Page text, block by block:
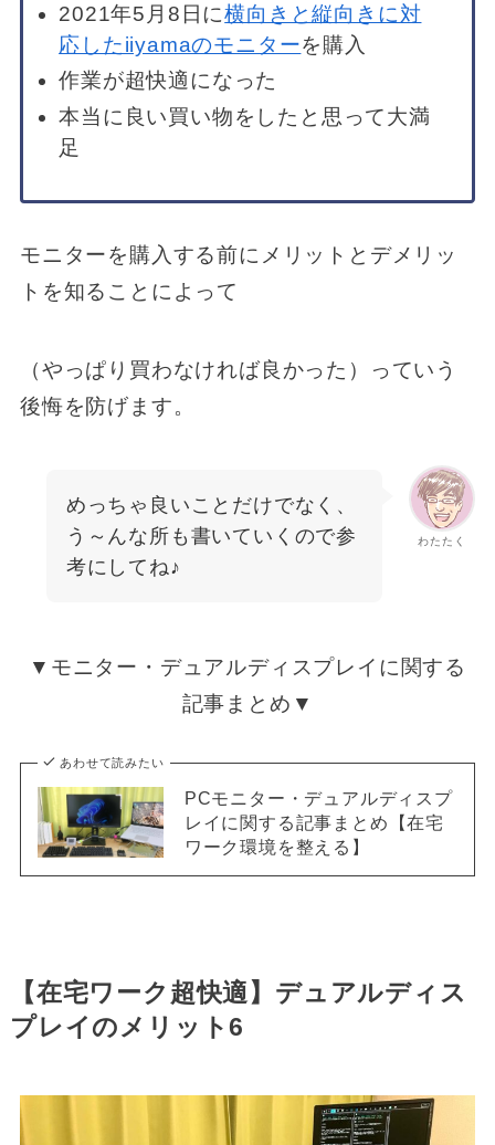
2021年5月8日に横向きと縦向きに対
応したiiyamaのモニターを購入
作業が超快適になった
本当に良い買い物をしたと思って大満
足
モニターを購入する前にメリットとデメリッ
トを知ることによって
（やっぱり買わなければ良かった）っていう
後悔を防げます。
わたたく
めっちゃ良いことだけでなく、
う～んな所も書いていくので参
考にしてね♪
▼モニター・デュアルディスプレイに関する
記事まとめ▼
あわせて読みたい
PCモニター・デュアルディスプ
レイに関する記事まとめ【在宅
ワーク環境を整える】
【在宅ワーク超快適】デュアルディス
プレイのメリット6